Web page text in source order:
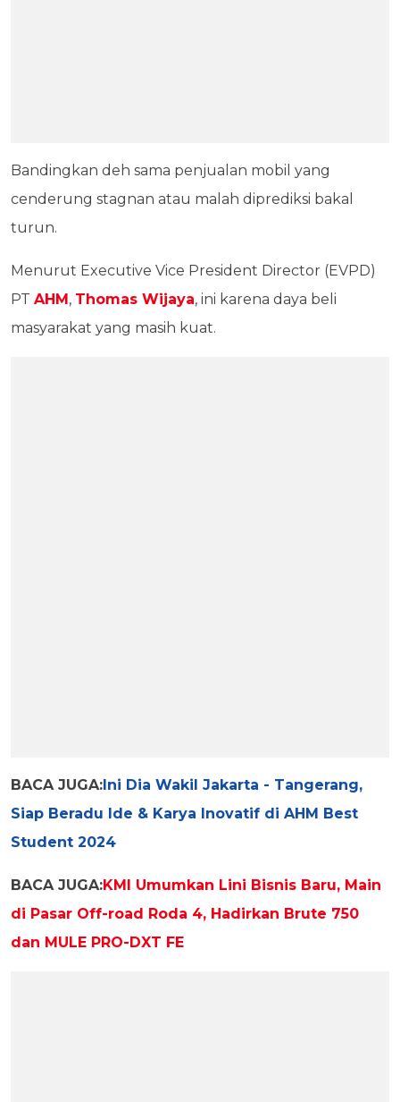
Bandingkan deh sama penjualan mobil yang
cenderung stagnan atau malah diprediksi bakal
turun.
Menurut Executive Vice President Director (EVPD)
PT AHM, Thomas Wijaya, ini karena daya beli
masyarakat yang masih kuat.
BACA JUGA:Ini Dia Wakil Jakarta - Tangerang,
Siap Beradu Ide & Karya Inovatif di AHM Best
Student 2024
BACA JUGA:KMI Umumkan Lini Bisnis Baru, Main
di Pasar Off-road Roda 4, Hadirkan Brute 750
dan MULE PRO-DXT FE